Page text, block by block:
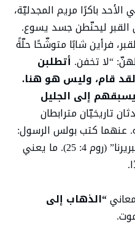
باكرًا مريم المجدليّة،
القبر ليحنّطن جسد يسوع.
فرأين شابًا متوشّحًا حلّةً
“لا تخفن. أتطلبن
قام، وليس هو هنا.
إلى الجليل
تاريخيّان مترابطان
عنهما كتب بولس الرسول:
“مات فدى عن خطايانا، وقام لتبريرنا” (روم 4: 25). ما يعني
“الذهاب إلى